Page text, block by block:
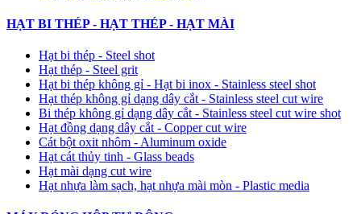
HẠT BI THÉP - HẠT THÉP - HẠT MÀI
Hạt bi thép - Steel shot
Hạt thép - Steel grit
Hạt bi thép không gỉ - Hạt bi inox - Stainless steel shot
Hạt thép không gỉ dạng dây cắt - Stainless steel cut wire
Bi thép không gỉ dạng dây cắt - Stainless steel cut wire shot
Hạt đồng dạng dây cắt - Copper cut wire
Cát bột oxit nhôm - Aluminum oxide
Hạt cát thủy tinh - Glass beads
Hạt mài dạng cut wire
Hạt nhựa làm sạch, hạt nhựa mài mòn - Plastic media